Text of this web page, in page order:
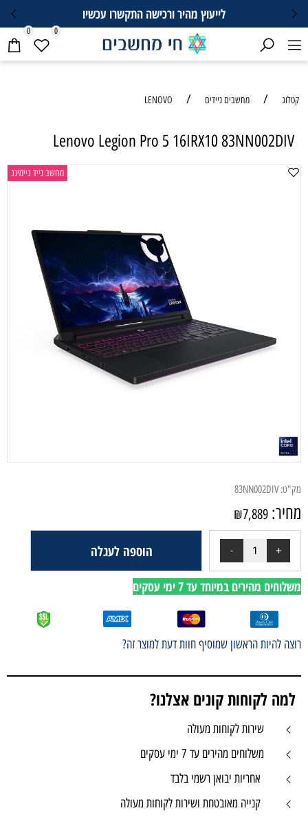
לייעוץ מהיר ורכישה התקשרו עכשיו
0 0
קטלוג / מחשבים ניידים /
LENOVO
Lenovo Legion Pro 5 16IRX10 83NN002DIV
מחשב נייד גיימינג
מק"ט: 83NN002DIV
מחיר: ₪7,889
הוספה לעגלה
משלוחים מהירים במיוחד עד 7 ימי עסקים
רוצה להיות הראשון שמוסיף חוות דעת למוצר זה?
למה לקוחות קונים אצלנו?
שירות לקוחות מעולה
משלוחים מהירים עד 7 ימי עסקים
אחריות יבואן רשמי בלבד
קנייה מאובטחת ושירות לקוחות מעולה